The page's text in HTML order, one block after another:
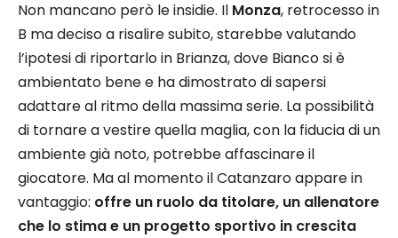
Non mancano però le insidie. Il Monza, retrocesso in
B ma deciso a risalire subito, starebbe valutando
l’ipotesi di riportarlo in Brianza, dove Bianco si è
ambientato bene e ha dimostrato di sapersi
adattare al ritmo della massima serie. La possibilità
di tornare a vestire quella maglia, con la fiducia di un
ambiente già noto, potrebbe affascinare il
giocatore. Ma al momento il Catanzaro appare in
vantaggio: offre un ruolo da titolare, un allenatore
che lo stima e un progetto sportivo in crescita